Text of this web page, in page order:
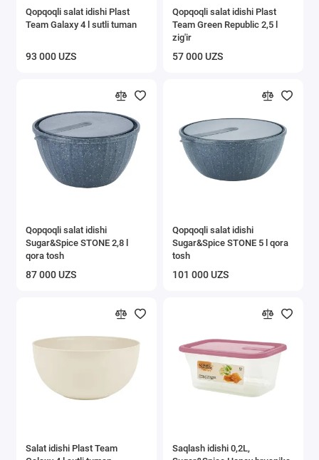
Qopqoqli salat idishi Plast
Team Galaxy 4 l sutli tuman
93 000 UZS
Qopqoqli salat idishi Plast
Team Green Republic 2,5 l
zig'ir
57 000 UZS
Qopqoqli salat idishi
Sugar&Spice STONE 2,8 l
qora tosh
87 000 UZS
Qopqoqli salat idishi
Sugar&Spice STONE 5 l qora
tosh
101 000 UZS
Salat idishi Plast Team
Saqlash idishi 0,2L,